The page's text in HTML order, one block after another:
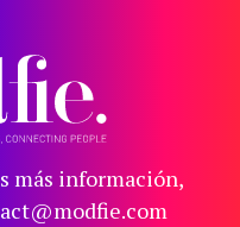
más información,